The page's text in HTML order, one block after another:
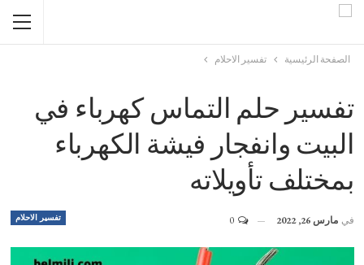
الصفحة الرئيسية تفسير الاحلام
تفسير حلم التماس كهرباء في
البيت وانفجار فيشة الكهرباء
بمختلف تأويلاته
تفسير الاحلام في مارس 26, 2022 0